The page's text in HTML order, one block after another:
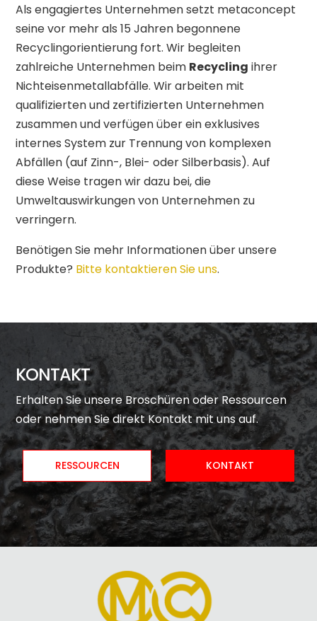
Als engagiertes Unternehmen setzt metaconcept
seine vor mehr als 15 Jahren begonnene
Recyclingorientierung fort. Wir begleiten
zahlreiche Unternehmen beim Recycling ihrer
Nichteisenmetallabfälle. Wir arbeiten mit
qualifizierten und zertifizierten Unternehmen
zusammen und verfügen über ein exklusives
internes System zur Trennung von komplexen
Abfällen (auf Zinn-, Blei- oder Silberbasis). Auf
diese Weise tragen wir dazu bei, die
Umweltauswirkungen von Unternehmen zu
verringern.
Benötigen Sie mehr Informationen über unsere
Produkte? Bitte kontaktieren Sie uns.
KONTAKT
Erhalten Sie unsere Broschüren oder Ressourcen
oder nehmen Sie direkt Kontakt mit uns auf.
RESSOURCEN KONTAKT